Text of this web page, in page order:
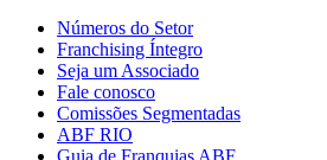
Números do Setor
Franchising Íntegro
Seja um Associado
Fale conosco
Comissões Segmentadas
ABF RIO